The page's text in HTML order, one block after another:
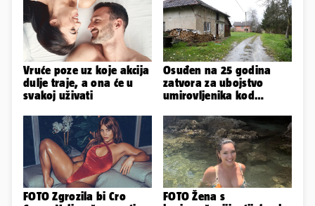
Vruće poze uz koje akcija
dulje traje, a ona će u
svakoj uživati
Osuđen na 25 godina
zatvora za ubojstvo
umirovljenika kod
detalje
FOTO Zgrozila bi Cro
FOTO Žena s